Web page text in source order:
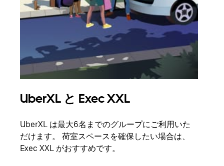
UberXL と Exec XXL
UberXL は最大6名までのグループにご利用いた
だけます。 荷室スペースを確保したい場合は、
Exec XXL がおすすめです。